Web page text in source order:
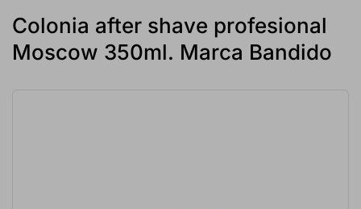
Colonia after shave profesional
Moscow 350ml. Marca Bandido